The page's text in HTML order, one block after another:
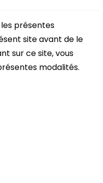
présentes
site avant de le
sur ce site, vous
modalités.